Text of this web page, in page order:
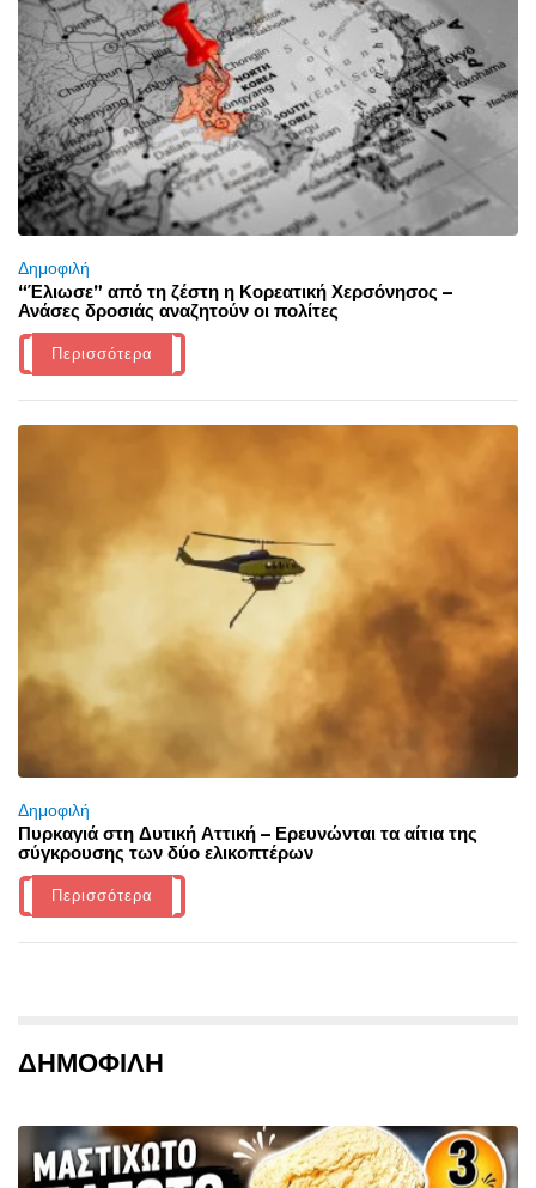
Δημοφιλή
“Έλιωσε” από τη ζέστη η Κορεατική Χερσόνησος –
Ανάσες δροσιάς αναζητούν οι πολίτες
Περισσότερα
Δημοφιλή
Πυρκαγιά στη Δυτική Αττική – Ερευνώνται τα αίτια της
σύγκρουσης των δύο ελικοπτέρων
Περισσότερα
ΔΗΜΟΦΙΛΗ